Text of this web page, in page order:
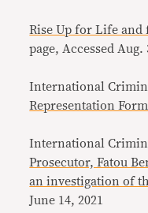
Rise Up for Life and
page, Accessed Aug.
International
Representation Form
International
Prosecutor, Fatou
an investigation of
June 14, 2021